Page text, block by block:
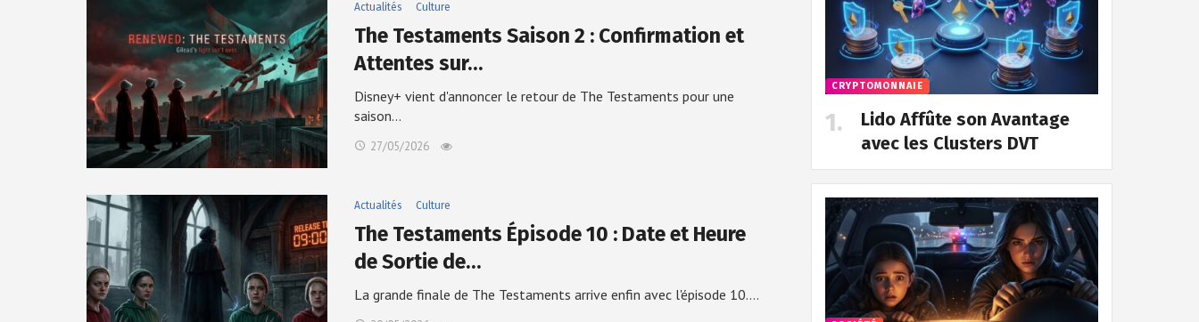
Actualités Culture
The Testaments Saison 2 : Confirmation et
Attentes sur…
Disney+ vient d'annoncer le retour de The Testaments pour une
saison…
27/05/2026
Actualités Culture
The Testaments Épisode 10 : Date et Heure
de Sortie de…
La grande finale de The Testaments arrive enfin avec l'épisode 10.…
CRYPTOMONNAIE
Lido Affûte son Avantage
avec les Clusters DVT